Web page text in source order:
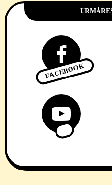
FACEBOOK